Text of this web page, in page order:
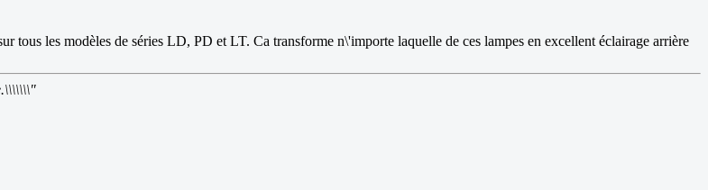
tous les modèles de séries LD, PD et LT. Ca transforme n\'importe laquelle de ces lampes en excellent éclairage arrière